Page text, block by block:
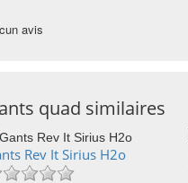
avis
quad similaires
Rev It Sirius H2o